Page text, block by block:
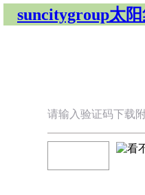
suncitygroup太
请输入验证码下载